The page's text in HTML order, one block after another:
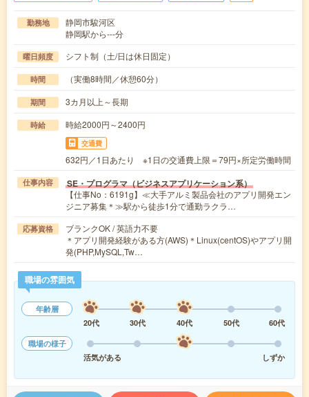
勤務地
静岡市駿河区
静岡駅から---分
曜日頻度 シフト制（土/日は休日固定）
時間 （実働8時間／休憩60分）
期間 3カ月以上～長期
時給 時給2000円～2400円
交通費
632円／1日あたり ※1日の交通費上限＝79円×所定労働時間
仕事内容 SE・プログラマ（ビジネスアプリケーション系）
【仕事No：6191g】≪大手アルミ製品会社のアプリ開発エン
ジニア募集＊≫駅から徒歩1分で通勤ラクラ…
応募資格
ブランクOK / 英語力不要
＊アプリ開発経験がある方(AWS)＊Linux(centOS)やアプリ開
発(PHP,MySQL,Tw…
職場の雰囲気
年齢層
20代
30代 40代 50代
60代
職場の様子
活気がある
しずか